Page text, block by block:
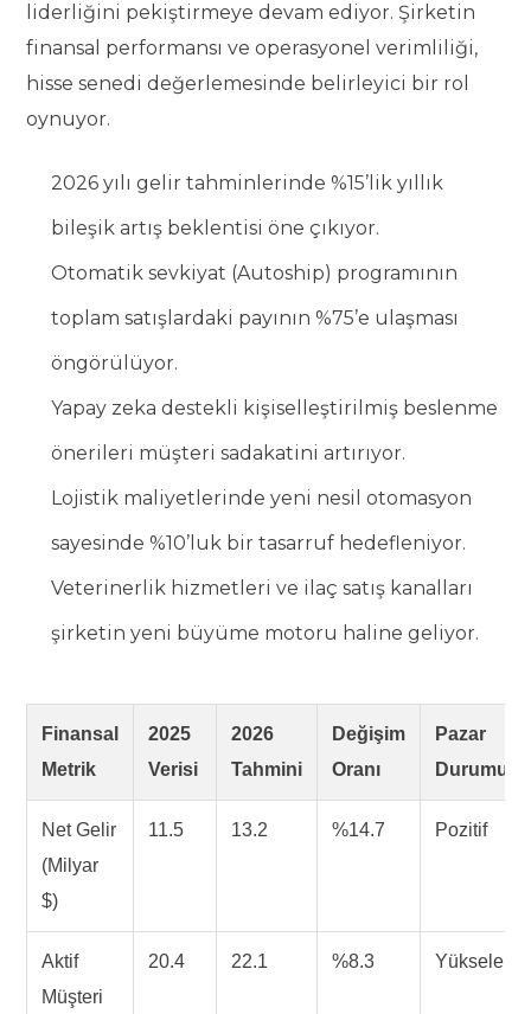
liderliğini pekiştirmeye devam ediyor. Şirketin
finansal performansı ve operasyonel verimliliği,
hisse senedi değerlemesinde belirleyici bir rol
oynuyor.
2026 yılı gelir tahminlerinde %15’lik yıllık
bileşik artış beklentisi öne çıkıyor.
Otomatik sevkiyat (Autoship) programının
toplam satışlardaki payının %75’e ulaşması
öngörülüyor.
Yapay zeka destekli kişiselleştirilmiş beslenme
önerileri müşteri sadakatini artırıyor.
Lojistik maliyetlerinde yeni nesil otomasyon
sayesinde %10’luk bir tasarruf hedefleniyor.
Veterinerlik hizmetleri ve ilaç satış kanalları
şirketin yeni büyüme motoru haline geliyor.
Finansal
Metrik
2025
Verisi
2026
Tahmini
Değişim
Oranı
Pazar
Durumu
Net Gelir
(Milyar
$)
11.5 13.2 %14.7 Pozitif
Aktif
Müşteri
20.4 22.1 %8.3 Yükselen